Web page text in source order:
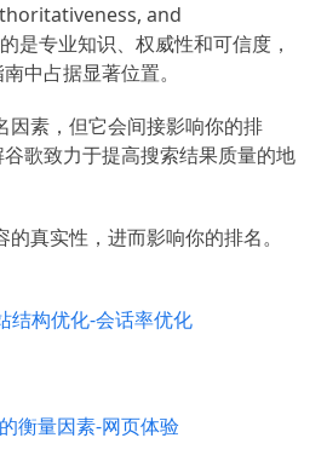
and
专业知识、权威性和可信度，
中占据显著位置。
因素，但它会间接影响你的排
歌致力于提高搜索结果质量的地
的真实性，进而影响你的排名。
结构优化-会话率优化
衡量因素-网页体验